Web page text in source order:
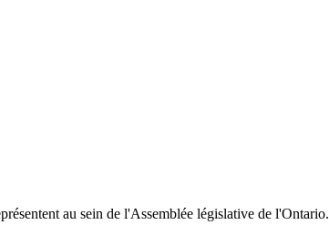
au sein de l'Assemblée législative de l'Ontario.